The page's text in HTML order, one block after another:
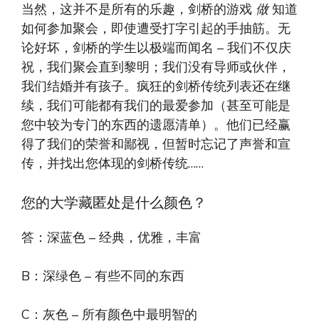
当然，这并不是所有的乐趣，剑桥的游戏 做知道
如何参加聚会，即使遭受打字引起的手抽筋。无
论好坏，剑桥的学生以极端而闻名 – 我们不仅庆
祝，我们聚会直到黎明；我们没有导师或伙伴，
我们结婚并有孩子。疯狂的剑桥传统列表还在继
续，我们可能都有我们的最爱参加（甚至可能是
您中较为专门的东西的遗愿清单）。他们已经赢
得了我们的荣誉和鄙视，但暂时忘记了声誉和宣
传，并找出您体现的剑桥传统……
您的大学藏匿处是什么颜色？
答：深蓝色 – 经典，优雅，丰富
B：深绿色 – 有些不同的东西
C：灰色 – 所有颜色中最明智的